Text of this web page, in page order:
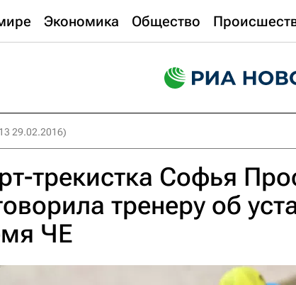
Экономика Общество
29.02.2016)
трекистка Софья
тренеру об
ЧЕ